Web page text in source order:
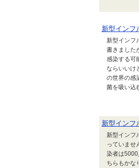
新型インフ
新型インフ
書きました
感染する可
ならいいけ
の世界の感
菌を吸い込
新型インフ
新型インフ
っていませ
染者は5000
ちらもかな